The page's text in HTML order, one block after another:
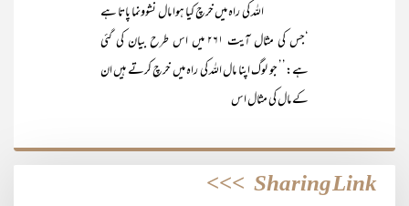
اللہ کی راہ میں خرچ کیا ہوا مال نشوونما پاتا ہے
‘جس کی مثال آیت ۲۶۱ میں اس طرح بیان کی گئی
ہے:’’ جو لوگ اپنا مال اللہ کی راہ میں خرچ کرتے ہیں ان
کے مال کی مثال اس
Sharing Link
>>>